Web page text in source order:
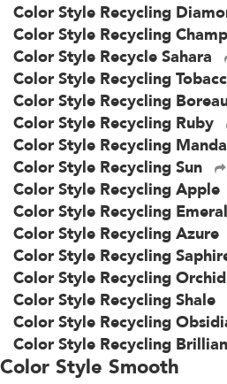
Color Style Recycling
Color Style Recycling
Color Style Recycle Sahara
Color Style Recycling
Color Style Recycling
Color Style Recycling Ruby
Color Style Recycling
Color Style Recycling Sun
Color Style Recycling Apple
Color Style Recycling
Color Style Recycling Azure
Color Style Recycling
Color Style Recycling Orchid
Color Style Recycling Shale
Color Style Recycling
Color Style Recycling
Color Style Smooth